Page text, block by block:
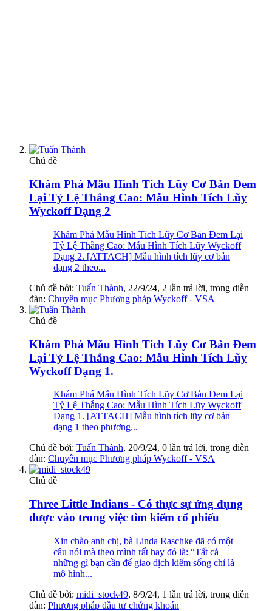
Chủ đề
Khám Phá Mẫu Hình Tích Lũy Cơ Bản Đem
Lại Tỷ Lệ Thắng Cao: Mẫu Hình Tích Lũy
Wyckoff Dạng 2
Khám Phá Mẫu Hình Tích Lũy Cơ Bản Đem Lại
Tỷ Lệ Thắng Cao: Mẫu Hình Tích Lũy Wyckoff
Dạng 2. [ATTACH] Mẫu hình tích lũy cơ bản
dạng 2 theo...
Chủ đề bởi: Tuấn Thành, 22/9/24, 2 lần trả lời, trong diễn
đàn: Chuyên mục Phương pháp Wyckoff - VSA
Chủ đề
Khám Phá Mẫu Hình Tích Lũy Cơ Bản Đem
Lại Tỷ Lệ Thắng Cao: Mẫu Hình Tích Lũy
Wyckoff Dạng 1.
Khám Phá Mẫu Hình Tích Lũy Cơ Bản Đem Lại
Tỷ Lệ Thắng Cao: Mẫu Hình Tích Lũy Wyckoff
Dạng 1. [ATTACH] Mẫu hình tích lũy cơ bản
dạng 1 theo phương...
Chủ đề bởi: Tuấn Thành, 20/9/24, 0 lần trả lời, trong diễn
đàn: Chuyên mục Phương pháp Wyckoff - VSA
Chủ đề
Three Little Indians - Có thực sự ứng dụng
được vào trong việc tìm kiếm cổ phiếu
Xin chào anh chị, bà Linda Raschke đã có một
câu nói mà theo mình rất hay đó là: “Tất cả
những gì bạn cần để giao dịch kiếm sống chỉ là
mô hình...
Chủ đề bởi: midi_stock49, 8/9/24, 1 lần trả lời, trong diễn
đàn: Phương pháp đầu tư chứng khoán